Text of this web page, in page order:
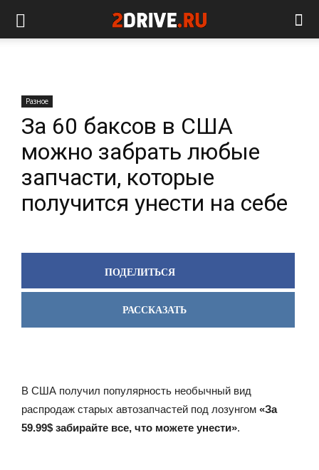
Разное
За 60 баксов в США
можно забрать любые
запчасти, которые
получится унести на себе
ПОДЕЛИТЬСЯ
РАССКАЗАТЬ
В США получил популярность необычный вид
распродаж старых автозапчастей под лозунгом «За
59.99$ забирайте все, что можете унести».